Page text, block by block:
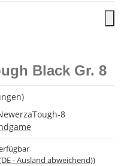
Black Gr. 8
8
- Ausland abweichend))